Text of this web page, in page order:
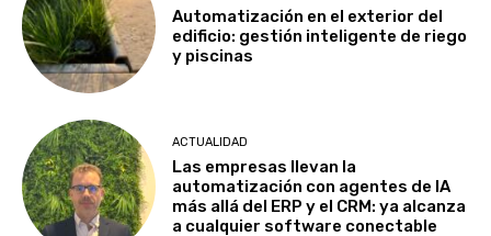
Automatización en el exterior del
edificio: gestión inteligente de riego
y piscinas
ACTUALIDAD
Las empresas llevan la
automatización con agentes de IA
más allá del ERP y el CRM: ya alcanza
a cualquier software conectable